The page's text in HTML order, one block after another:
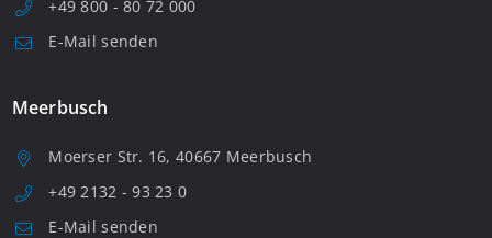
+49 800 - 80 72 000
E-Mail senden
Meerbusch
Moerser Str. 16, 40667 Meerbusch
+49 2132 - 93 23 0
E-Mail senden